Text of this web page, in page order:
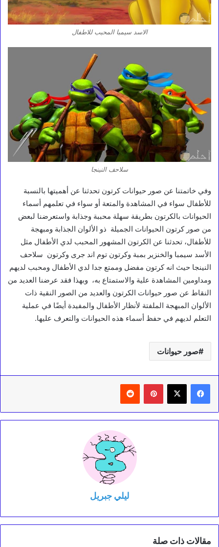
الاسد سيمبا المحبب للاطفال
سلاحف النينجا
وفي خاتمتنا عن صور حيوانات كرتون تحدثنا عن أهميتها بالنسبة
للأطفال سواء في المشاهدة والمتعة أو سواء في تعلمهم أسماء
الحيوانات بالكرتون بطريقة سهلة محببة وجذابة واستعرضنا لبعض
من صور كرتون الحيوانات الجميلة ذو الألوان الجذابة ومبهجة
للأطفال، تحدثنا عن الكرتون المشهور المحبب لدي الأطفال مثل
الأسد سيمبا والخنزير بمبة وكرتون توم اند جرى وكرتون سلاحف
النينجا حيث انه كرتون مفضل وممتع جدا لدي الأطفال ومحبب لديهم
ومداومين المشاهدة علية والاستمتاع به، وبهذا فقد عرضنا العديد من
النقاط عن صور حيوانات الكرتون والعديد من الصور النقية ذات
الألوان المبهجة الملفتة لأنظار الأطفال والمفيدة أيضًا في عملية
التعلم لديهم في حفظ أسماء هذه الحيوانات والتعرف عليها.
صور حيوانات
بينتيريست
ليلي جبريل
مقالات ذات صلة